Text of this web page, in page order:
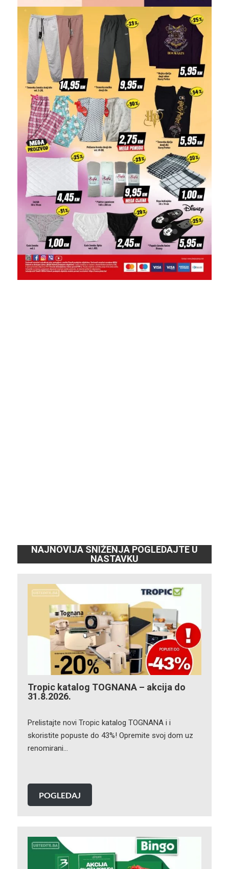
NAJNOVIJA SNIŽENJA POGLEDAJTE U
NASTAVKU
Tropic katalog TOGNANA – akcija do
31.8.2026.
Prelistajte novi Tropic katalog TOGNANA i i
skoristite popuste do 43%! Opremite svoj dom uz
renomirani…
POGLEDAJ